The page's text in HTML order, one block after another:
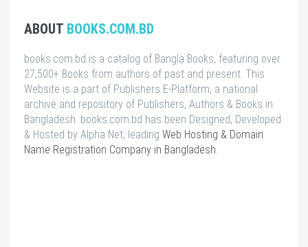
ABOUT BOOKS.COM.BD
books.com.bd is a catalog of Bangla Books, featuring over
27,500+ Books from authors of past and present. This
Website is a part of Publishers E-Platform, a national
archive and repository of Publishers, Authors & Books in
Bangladesh. books.com.bd has been Designed, Developed
& Hosted by Alpha Net, leading Web Hosting & Domain
Name Registration Company in Bangladesh.